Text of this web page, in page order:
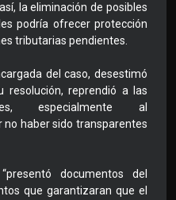
la eliminación de posibles
podría ofrecer protección
tributarias pendientes.
del caso, desestimó
resolución, reprendió a las
especialmente al
no haber sido transparentes
documentos del
que garantizaran que el